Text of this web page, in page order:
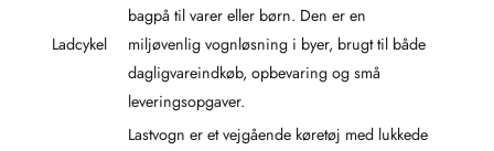
Ladcykel
bagpå til varer eller børn. Den er en
miljøvenlig vognløsning i byer, brugt til både
dagligvareindkøb, opbevaring og små
leveringsopgaver.
Lastvogn er et vejgående køretøj med lukkede